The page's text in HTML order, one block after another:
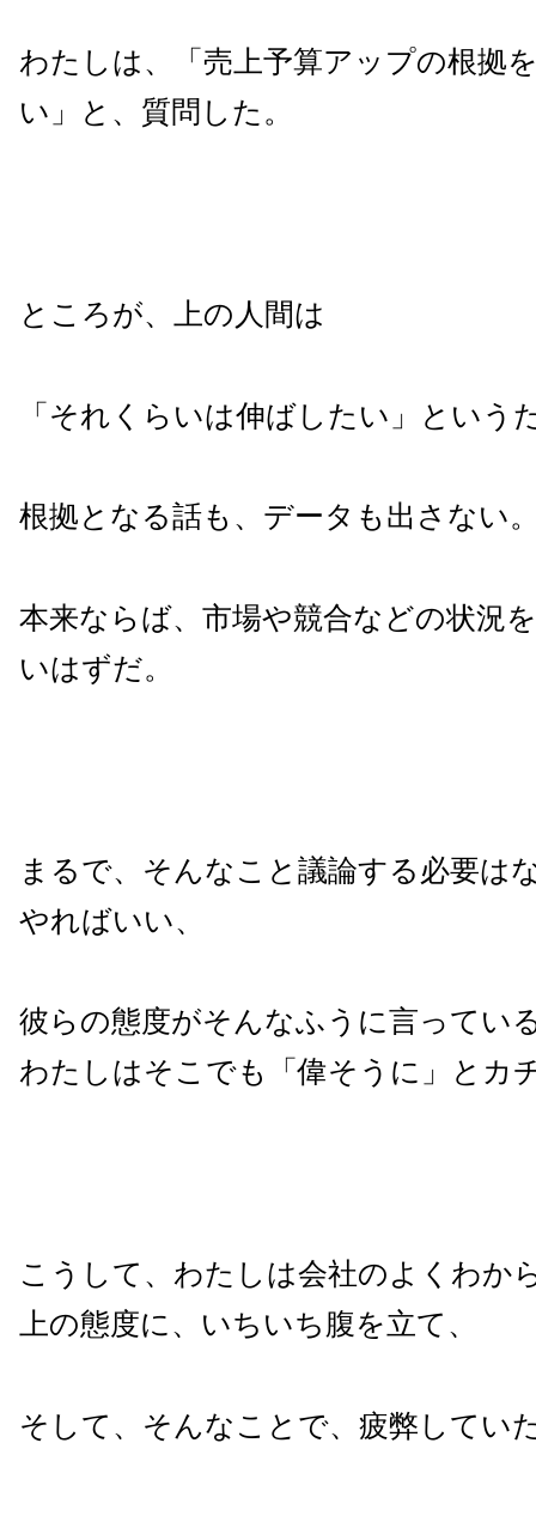
わたしは、「売上予算アップの根拠
い」と、質問した。
ところが、上の人間は
「それくらいは伸ばしたい」という
根拠となる話も、データも出さない
本来ならば、市場や競合などの状況
いはずだ。
まるで、そんなこと議論する必要は
やればいい、
彼らの態度がそんなふうに言ってい
わたしはそこでも「偉そうに」とカ
こうして、わたしは会社のよくわか
上の態度に、いちいち腹を立て、
そして、そんなことで、疲弊してい